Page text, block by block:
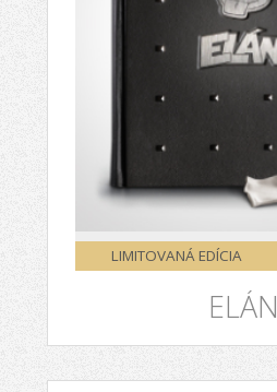
LIMITOVANÁ EDÍCIA
ELÁN